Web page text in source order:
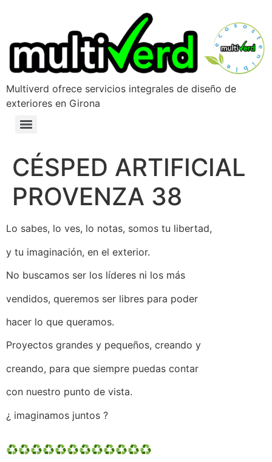
Multiverd ofrece servicios integrales de diseño de
exteriores en Girona
CÉSPED ARTIFICIAL
PROVENZA 38
Lo sabes, lo ves, lo notas, somos tu libertad,
y tu imaginación, en el exterior.
No buscamos ser los líderes ni los más
vendidos, queremos ser libres para poder
hacer lo que queramos.
Proyectos grandes y pequeños, creando y
creando, para que siempre puedas contar
con nuestro punto de vista.
¿ imaginamos juntos ?
♻️♻️♻️♻️♻️♻️♻️♻️♻️♻️♻️♻️